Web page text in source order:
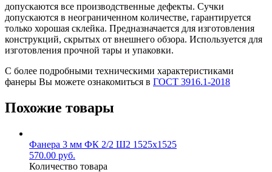
допускаются все производственные дефекты. Сучки
допускаются в неограниченном количестве, гарантируется
только хорошая склейка. Предназначается для изготовления
конструкций, скрытых от внешнего обзора. Используется для
изготовления прочной тары и упаковки.
С более подробными техническими характеристиками
фанеры Вы можете ознакомиться в ГОСТ 3916.1-2018
Похожие товары
Фанера 3 мм ФК 2/2 Ш2 1525х1525
570.00 руб.
Количество товара